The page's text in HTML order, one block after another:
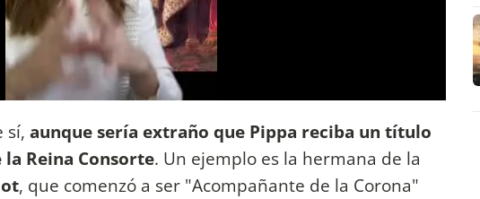
sí, aunque sería extraño que Pippa reciba un título
Reina Consorte. Un ejemplo es la hermana de la
, que comenzó a ser "Acompañante de la Corona"